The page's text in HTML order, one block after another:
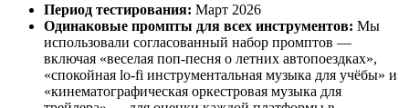
Период тестирования: Март 2026
Одинаковые промпты для всех инструментов: Мы
использовали согласованный набор промптов —
включая «веселая поп-песня о летних автопоездках»,
«спокойная lo-fi инструментальная музыка для учёбы» и
«кинематографическая оркестровая музыка для